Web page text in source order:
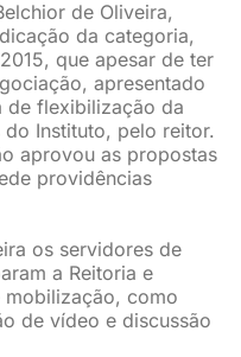
de Oliveira,
da categoria,
que apesar de ter
apresentado
de flexibilização da
Instituto, pelo reitor.
aprovou as propostas
providências
os servidores de
a Reitoria e
como
de vídeo e discussão